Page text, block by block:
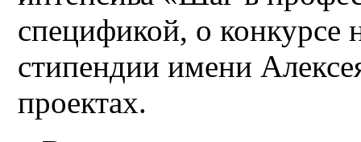
спецификой, о конкурсе
стипендии имени
проектах.